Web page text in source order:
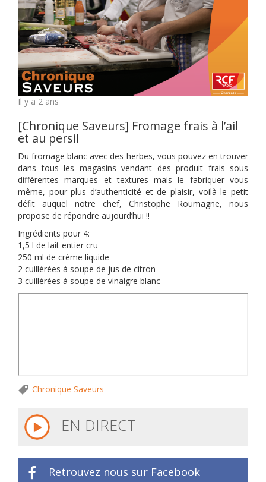
Il y a 2 ans
[Chronique Saveurs] Fromage frais à l’ail
et au persil
Du fromage blanc avec des herbes, vous pouvez en trouver
dans tous les magasins vendant des produit frais sous
différentes marques et textures mais le fabriquer vous
même, pour plus d’authenticité et de plaisir, voilà le petit
défit auquel notre chef, Christophe Roumagne, nous
propose de répondre aujourd’hui !!
Ingrédients pour 4:
1,5 l de lait entier cru
250 ml de crème liquide
2 cuillérées à soupe de jus de citron
3 cuillérées à soupe de vinaigre blanc
Chronique Saveurs
EN DIRECT
Retrouvez nous sur Facebook